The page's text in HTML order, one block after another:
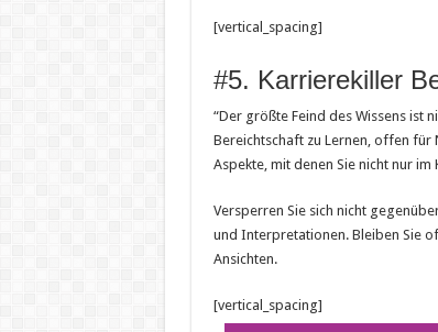
[vertical_spacing]
#5. Karrierekiller
“Der größte Feind des Wissens ist
Bereichtschaft zu Lernen, offen für
Aspekte, mit denen Sie nicht nur im
Versperren Sie sich nicht
und Interpretationen. Bleiben Sie
Ansichten.
[vertical_spacing]